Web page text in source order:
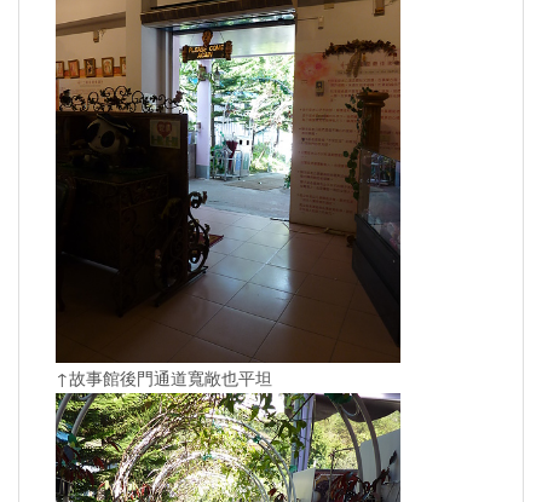
↑故事館後門通道寬敞也平坦